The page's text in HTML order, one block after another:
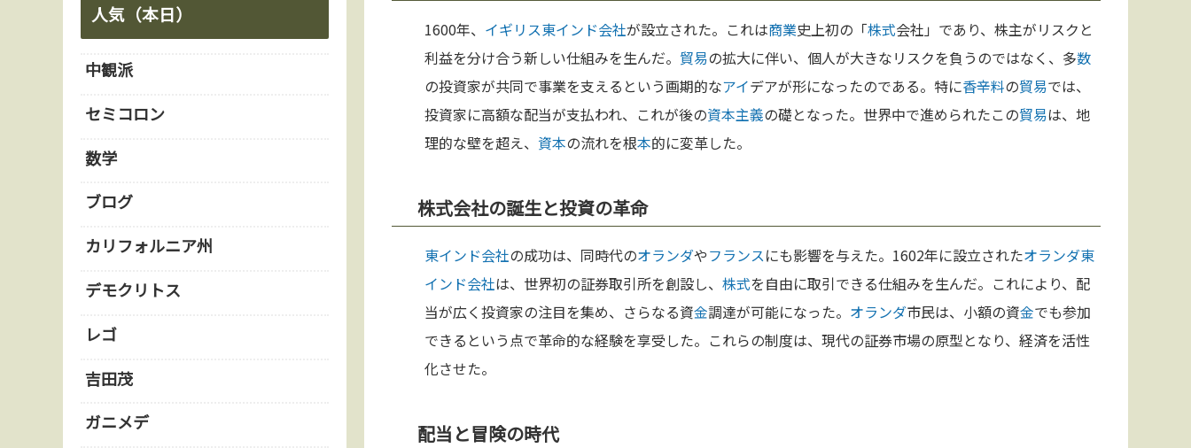
1600年、 イギリス東インド会社が設立された。これは商業史上初の「株式会社」であり、株主がリスクと
利益を分け合う新しい仕組みを生んだ。 貿易の拡大に伴い、個人が大きなリスクを負うのではなく、多数
の投資家が共同で事業を支えるという画期的なアイデアが形になったのである。特に香辛料の貿易では、
投資家に高額な配当が支払われ、これが後の資本主義の礎となった。世界中で進められたこの貿易は、地
理的な壁を超え、 資本の流れを根本的に変革した。
株式会社の誕生と投資の革命
東インド会社の成功は、同時代のオランダやフランスにも影響を与えた。1602年に設立されたオランダ東
インド会社は、世界初の証券取引所を創設し、 株式を自由に取引できる仕組みを生んだ。これにより、配
当が広く投資家の注目を集め、さらなる資金調達が可能になった。 オランダ市民は、小額の資金でも参加
できるという点で革命的な経験を享受した。これらの制度は、現代の証券市場の原型となり、経済を活性
化させた。
配当と冒険の時代
人気（本日）
中観派
セミコロン
数学
ブログ
カリフォルニア州
デモクリトス
レゴ
吉田茂
ガニメデ